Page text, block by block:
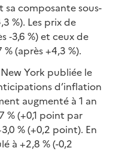
composante sous-
%). Les prix de
‑3,6 %) et ceux de
(après +4,3 %).
York publiée le
d’inflation
augmenté à 1 an
% (+0,1 point par
% (+0,2 point). En
à +2,8 % (-0,2